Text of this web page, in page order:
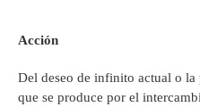
Acción
Del deseo de infinito actual o
que se produce por el